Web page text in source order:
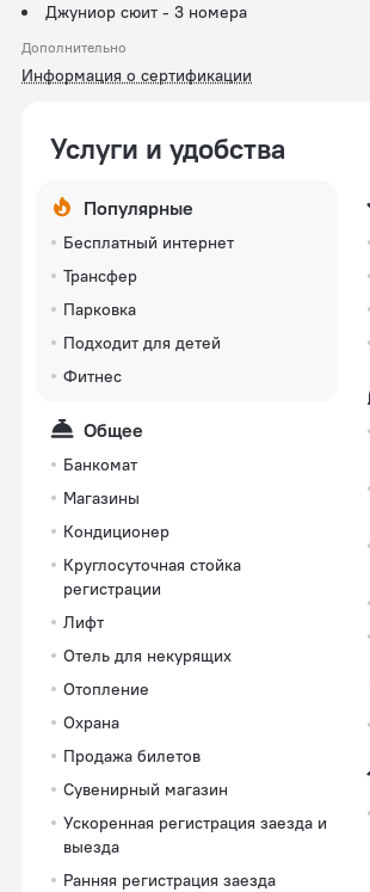
Джуниор сюит - 3 номера
Дополнительно
Информация о сертификации
Услуги и удобства
Популярные
Бесплатный интернет
Трансфер
Парковка
Подходит для детей
Фитнес
Общее
Банкомат
Магазины
Кондиционер
Круглосуточная стойка
регистрации
Лифт
Отель для некурящих
Отопление
Охрана
Продажа билетов
Сувенирный магазин
Ускоренная регистрация заезда и
выезда
Ранняя регистрация заезда